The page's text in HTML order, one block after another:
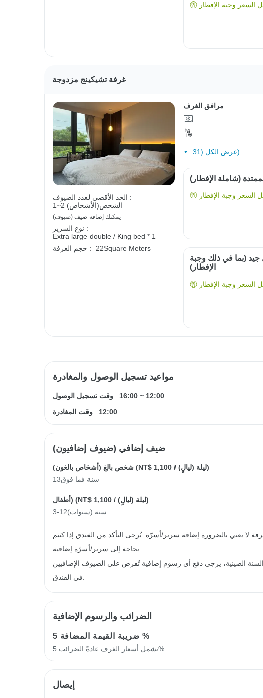
السعر وجبة الإفطار
غرفة تشيكينج مزدوجة
الحد الأقصى لعدد الضيوف :
1~2 الشخص(الأشخاص)
يمكنك إضافة ضيف (ضيوف)
نوع السرير :
Extra large double / King bed * 1
حجم الغرفة : 22Square Meters
مرافق الغرف
عرض الكل (31)
(شاملة الإفطار)
السعر وجبة الإفطار
جيد (بما في ذلك وجبة
الإفطار)
السعر وجبة الإفطار
مواعيد تسجيل الوصول والمغادرة
وقت تسجيل الوصول 16:00 ~ 12:00
وقت المغادرة
12:00
ضيف إضافي (ضيوف إضافيون)
شخص بالغ (أشخاص بالغون) (NT$ 1,100
/ ليلة (ليالٍ))
13سنة فما فوق
أطفال) (NT$ 1,100
/ ليلة (ليالٍ))
3-12سنة (سنوات)
يعني بالضرورة إضافة سرير/أسرّة. يُرجى التأكد من الفندق إذا كنتم
السنة الصينية، يرجى دفع أي رسوم إضافية تُفرض على الضيوف الإضافيين
الضرائب والرسوم الإضافية
ضريبة القيمة المضافة 5 %
تشمل أسعار الغرف عادةً الضرائب.5%
إيصال